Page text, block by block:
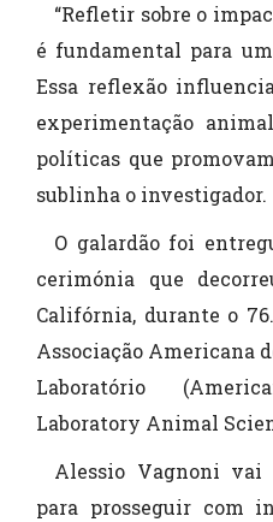
“Refletir sobre o
é fundamental para
Essa reflexão
experimentação
políticas que
sublinha o investigador.
O galardão foi
cerimónia que
Califórnia, durante o
Associação Americana
Laboratório
Laboratory Animal
Alessio Vagnoni vai
para prosseguir com